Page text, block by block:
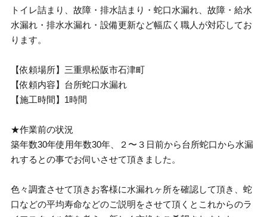
トイレ詰まり、故障・排水詰まり・蛇口水漏れ、故障・給水
水漏れ・排水水漏れ・設備更新など幅広く職人が対応してお
ります。
【依頼場所】三重県松阪市石津町
【依頼内容】台所蛇口水漏れ
【施工時間】1時間
★作業前の状況
築年数30年使用年数30年、２〜３日前から台所蛇口から水漏
れするとの事でお伺いさせて頂きました。
色々調査させて頂きお客様に水漏れヶ所を確認して頂き、蛇
口などの平均寿命などのご説明をさせて頂くとこれからのラ